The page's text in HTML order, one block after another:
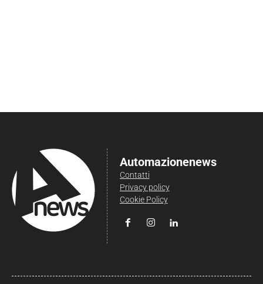
Automazionenews
Contatti
Privacy policy
Cookie Policy